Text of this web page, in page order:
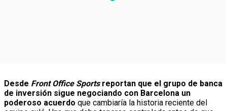
Desde Front Office Sportsreportan que el grupo de banca
de inversión sigue negociando con Barcelona un
poderoso acuerdo que cambiaría la historia reciente del